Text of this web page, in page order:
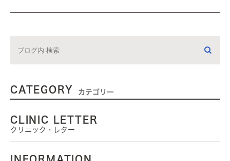
CATEGORY カテゴリー
CLINIC LETTER
クリニック・レター
INFORMATION